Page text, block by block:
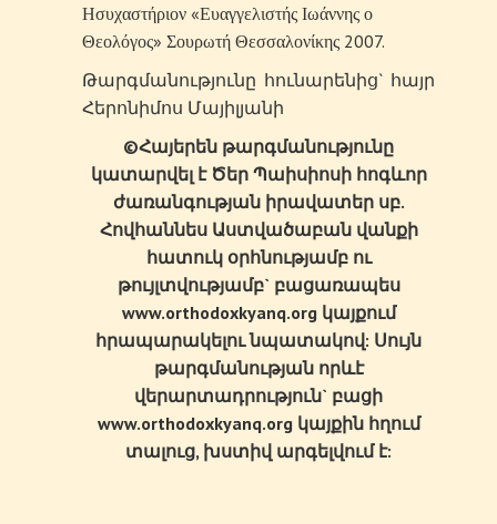
Ησυχαστήριον «Ευαγγελιστής Ιωάννης ο
Θεολόγος» Σουρωτή Θεσσαλονίκης 2007.
Թարգմանությունը հունարենից` հայր
Հերոնիմոս Մայիլյանի
©Հայերեն թարգմանությունը
կատարվել է Ծեր Պաիսիոսի հոգևոր
ժառանգության իրավատեր սբ.
Հովհաննես Աստվածաբան վանքի
հատուկ օրհնությամբ ու
թույլտվությամբ` բացառապես
www.orthodoxkyanq.org կայքում
հրապարակելու նպատակով: Սույն
թարգմանության որևէ
վերարտադրություն` բացի
www.orthodoxkyanq.org կայքին հղում
տալուց, խստիվ արգելվում է: